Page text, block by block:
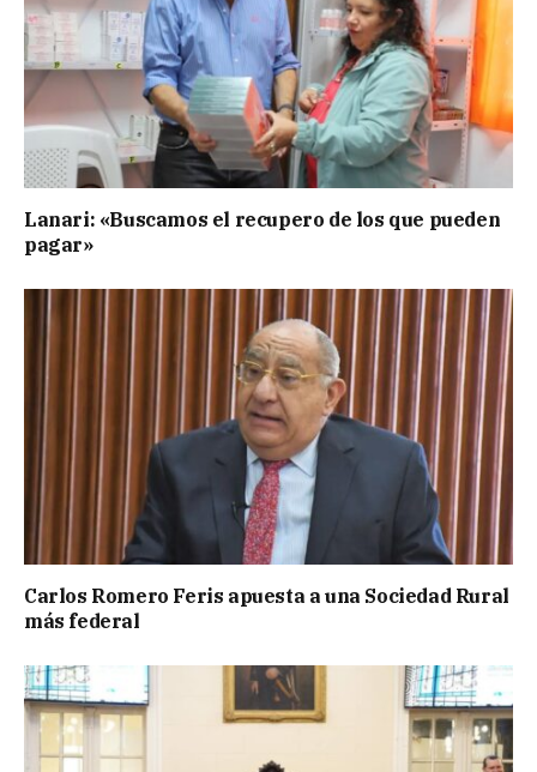
Lanari: «Buscamos el recupero de los que pueden
pagar»
Carlos Romero Feris apuesta a una Sociedad Rural
más federal